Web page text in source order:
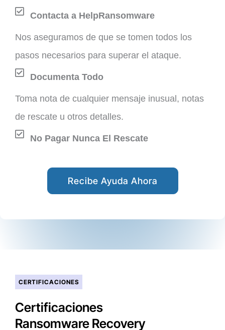
Contacta a HelpRansomware
Nos aseguramos de que se tomen todos los
pasos necesarios para superar el ataque.
Documenta Todo
Toma nota de cualquier mensaje inusual, notas
de rescate u otros detalles.
No Pagar Nunca El Rescate
Recibe Ayuda Ahora
CERTIFICACIONES
Certificaciones
Ransomware Recovery